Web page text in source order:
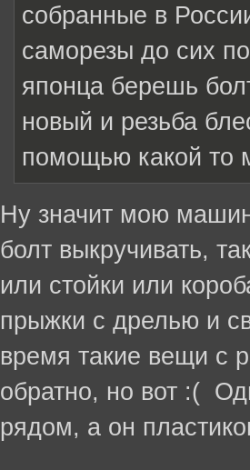
собранные в
саморезы до сих
японца берешь
новый и резьба
помощью какой то
Ну значит мою
болт выкручивать,
или стойки или
прыжки с дрелью и
время такие вещи с
обратно, но вот :(
рядом, а он